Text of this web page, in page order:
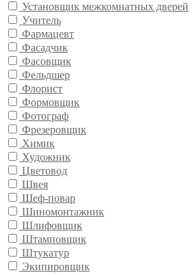
Установщик межкомнатных дверей
Учитель
Фармацевт
Фасадчик
Фасовщик
Фельдшер
Флорист
Формовщик
Фотограф
Фрезеровщик
Химик
Художник
Цветовод
Швея
Шеф-повар
Шиномонтажник
Шлифовщик
Штамповщик
Штукатур
Экипировщик